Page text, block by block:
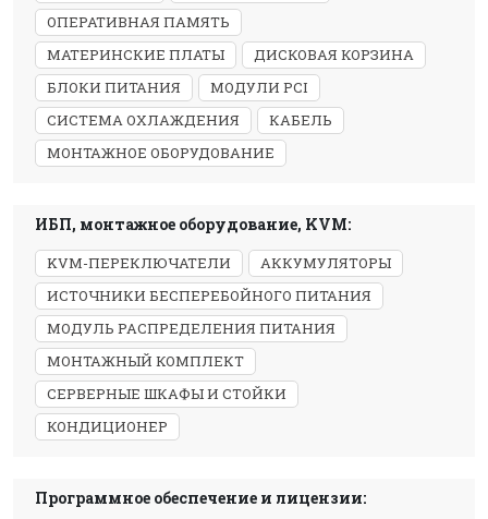
ОПЕРАТИВНАЯ ПАМЯТЬ
МАТЕРИНСКИЕ ПЛАТЫ
ДИСКОВАЯ КОРЗИНА
БЛОКИ ПИТАНИЯ
МОДУЛИ PCI
СИСТЕМА ОХЛАЖДЕНИЯ
КАБЕЛЬ
МОНТАЖНОЕ ОБОРУДОВАНИЕ
ИБП, монтажное оборудование, KVM:
KVM-ПЕРЕКЛЮЧАТЕЛИ
АККУМУЛЯТОРЫ
ИСТОЧНИКИ БЕСПЕРЕБОЙНОГО ПИТАНИЯ
МОДУЛЬ РАСПРЕДЕЛЕНИЯ ПИТАНИЯ
МОНТАЖНЫЙ КОМПЛЕКТ
СЕРВЕРНЫЕ ШКАФЫ И СТОЙКИ
КОНДИЦИОНЕР
Программное обеспечение и лицензии: